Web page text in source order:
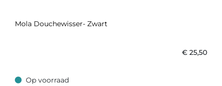
Mola Douchewisser- Zwart
€ 25,50
Op voorraad